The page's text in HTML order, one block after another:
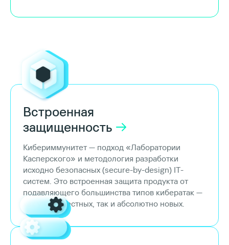
Встроенная
защищенность
Кибериммунитет — подход «Лаборатории
Касперского» и методология разработки
исходно безопасных (secure-by-design) IT-
систем. Это встроенная защита продукта от
подавляющего большинства типов кибератак —
как уже известных, так и абсолютно новых.